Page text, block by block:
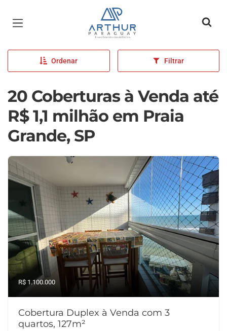
Página inicial
Ordenar Filtrar
20 Coberturas à Venda até
R$ 1,1 milhão em Praia
Grande, SP
R$ 1.100.000
Cobertura Duplex à Venda com 3
quartos, 127m²